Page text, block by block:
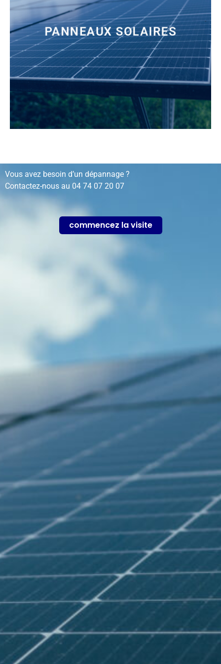
PANNEAUX SOLAIRES
installation, rénovation, dépannage…
Vous avez besoin d’un dépannage ?
Contactez-nous au 04 74 07 20 07
commencez la visite